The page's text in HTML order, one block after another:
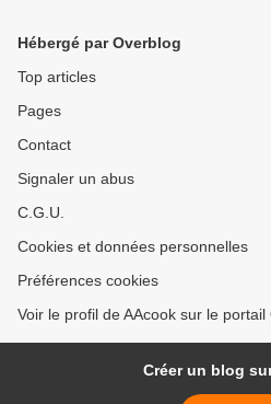
Hébergé par Overblog
Top articles
Pages
Contact
Signaler un abus
C.G.U.
Cookies et données personnelles
Préférences cookies
Voir le profil de AAcook sur le portail
Créer un blog